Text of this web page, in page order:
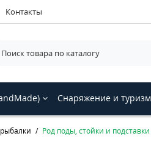
Контакты
Снаряжение и туризм
Род поды, стойки и подставки